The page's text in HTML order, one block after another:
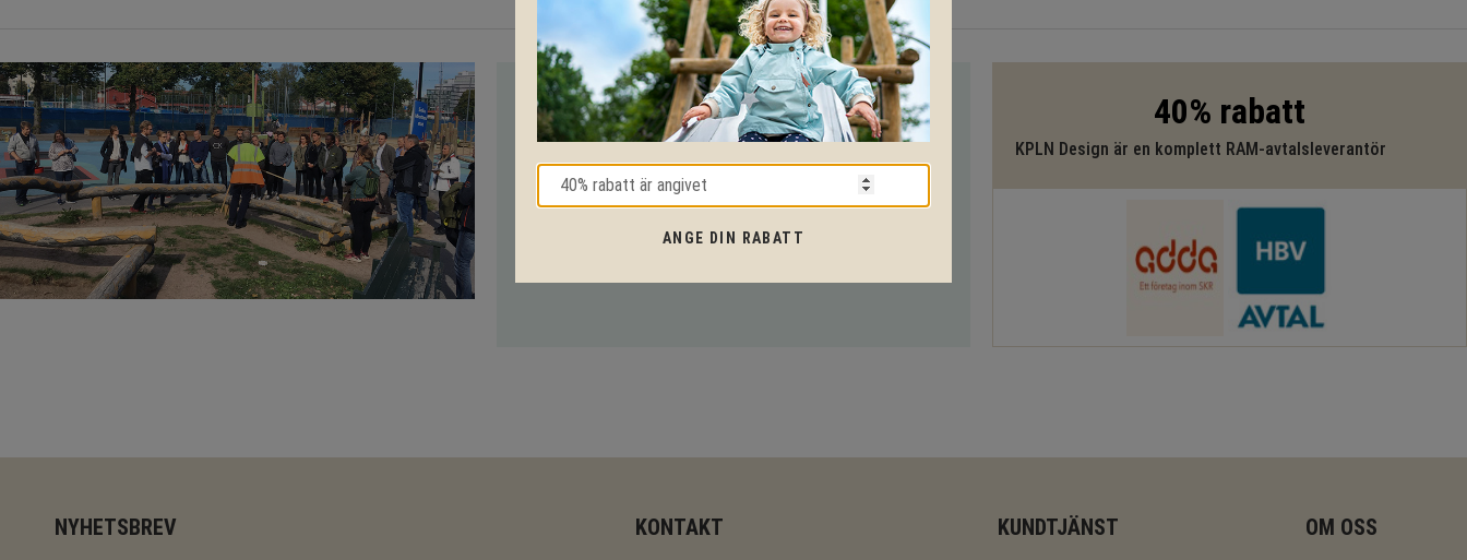
VI HJÄLPER DIG HELA VÄGEN!
Med vår mångåriga kunskap från produkter till säkerhet och
tekniska lösningar så hjälper vi dig igenom hela projektet.
40% rabatt
KPLN Design är en komplett RAM-avtalsleverantör
NYHETSBREV KONTAKT KUNDTJÄNST OM OSS
ANGE DIN RABATT